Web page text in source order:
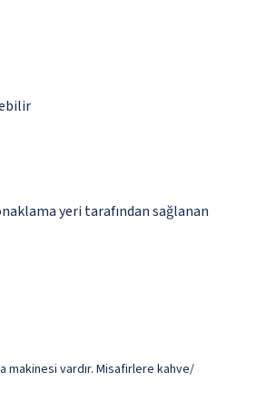
yeri tarafından sağlanan
vardır. Misafirlere kahve/